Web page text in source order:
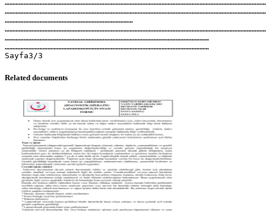
………………………………………………………………………
…………………………………………………………………………………………………………………
…………………………………………………………………………………………………………………
Sayfa3/3
Related documents